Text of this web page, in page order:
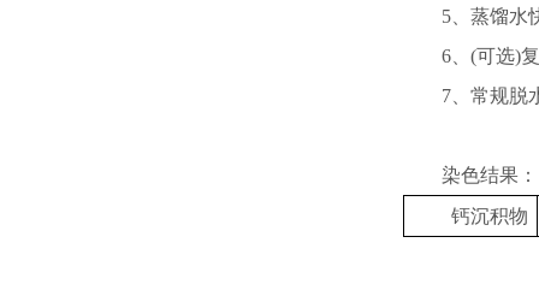
5、蒸馏水
6、(可选)
7、常规脱
染色结果：
钙沉积物